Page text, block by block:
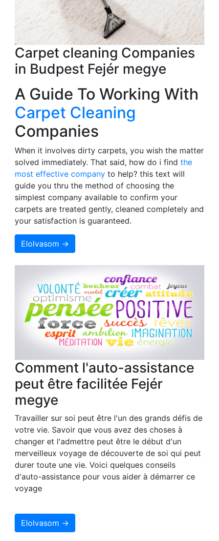
Carpet cleaning Companies
in Budpest Fejér megye
A Guide To Working With
Carpet Cleaning
Companies
When it involves dirty carpets, you wish the matter
solved immediately. That said, how do i find the
most effective company to help? this text will
guide you thru the method of choosing the
simplest company available to confirm your
carpets are treated gently, cleaned completely and
your satisfaction is guaranteed.
Elolvasom →
Comment l'auto-assistance
peut être facilitée Fejér
megye
Travailler sur soi peut être l'un des grands défis de
votre vie. Savoir que vous avez des choses à
changer et l'admettre peut être le début d'un
merveilleux voyage de découverte de soi qui peut
durer toute une vie. Voici quelques conseils
d'auto-assistance pour vous aider à démarrer ce
voyage
Elolvasom →